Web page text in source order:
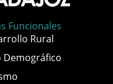
Funcionales
Rural
Demográfico